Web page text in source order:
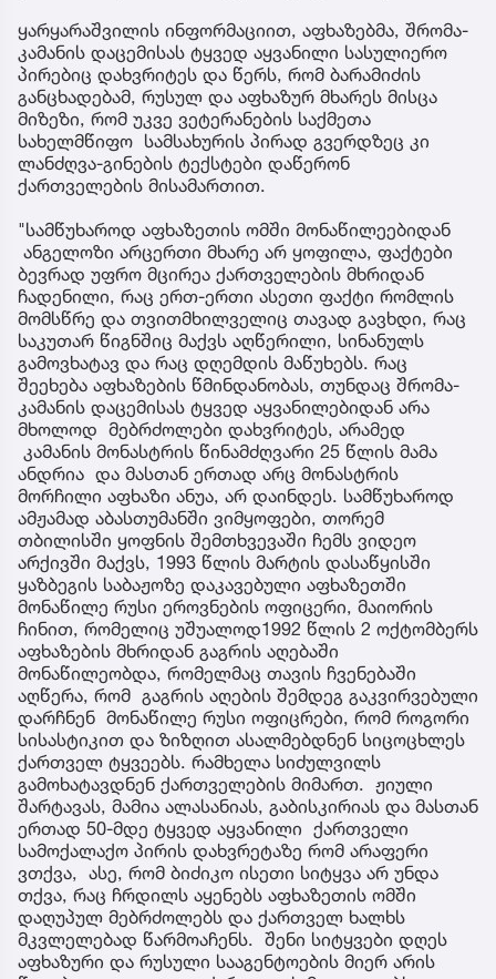
ყარყარაშვილის ინფორმაციით, აფხაზებმა, შრომა-
კამანის დაცემისას ტყვედ აყვანილი სასულიერო
პირებიც დახვრიტეს და წერს, რომ ბარამიძის
განცხადებამ, რუსულ და აფხაზურ მხარეს მისცა
მიზეზი, რომ უკვე ვეტერანების საქმეთა
სახელმწიფო სამსახურის პირად გვერდზეც კი
ლანძღვა-გინების ტექსტები დაწერონ
ქართველების მისამართით.
"სამწუხაროდ აფხაზეთის ომში მონაწილეებიდან
ანგელოზი არცერთი მხარე არ ყოფილა, ფაქტები
ბევრად უფრო მცირეა ქართველების მხრიდან
ჩადენილი, რაც ერთ-ერთი ასეთი ფაქტი რომლის
მომსწრე და თვითმხილველიც თავად გავხდი, რაც
საკუთარ წიგნშიც მაქვს აღწერილი, სინანულს
გამოვხატავ და რაც დღემდის მაწუხებს. რაც
შეეხება აფხაზების წმინდანობას, თუნდაც შრომა-
კამანის დაცემისას ტყვედ აყვანილებიდან არა
მხოლოდ მებრძოლები დახვრიტეს, არამედ
კამანის მონასტრის წინამძღვარი 25 წლის მამა
ანდრია და მასთან ერთად არც მონასტრის
მორჩილი აფხაზი ანუა, არ დაინდეს. სამწუხაროდ
ამჟამად აბასთუმანში ვიმყოფები, თორემ
თბილისში ყოფნის შემთხვევაში ჩემს ვიდეო
არქივში მაქვს, 1993 წლის მარტის დასაწყისში
ყაზბეგის საბაჟოზე დაკავებული აფხაზეთში
მონაწილე რუსი ეროვნების ოფიცერი, მაიორის
ჩინით, რომელიც უშუალოდ1992 წლის 2 ოქტომბერს
აფხაზების მხრიდან გაგრის აღებაში
მონაწილეობდა, რომელმაც თავის ჩვენებაში
აღწერა, რომ გაგრის აღების შემდეგ გაკვირვებული
დარჩნენ მონაწილე რუსი ოფიცრები, რომ როგორი
სისასტიკით და ზიზღით ასალმებდნენ სიცოცხლეს
ქართველ ტყვეებს. რამხელა სიძულვილს
გამოხატავდნენ ქართველების მიმართ. ჟიული
შარტავას, მამია ალასანიას, გაბისკირიას და მასთან
ერთად 50-მდე ტყვედ აყვანილი ქართველი
სამოქალაქო პირის დახვრეტაზე რომ არაფერი
ვთქვა, ასე, რომ ბიძიკო ისეთი სიტყვა არ უნდა
თქვა, რაც ჩრდილს აყენებს აფხაზეთის ომში
დაღუპულ მებრძოლებს და ქართველ ხალხს
მკვლელებად წარმოაჩენს. შენი სიტყვები დღეს
აფხაზური და რუსული სააგენტოების მიერ არის